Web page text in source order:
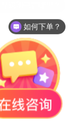
如何下单？